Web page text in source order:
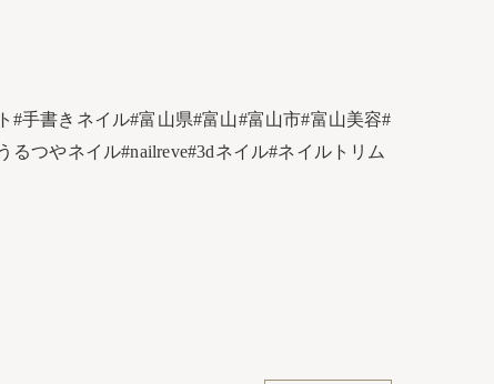
手書きネイル#富山県#富山#富山市#富山美容#
つやネイル#nailreve#3dネイル#ネイルトリム